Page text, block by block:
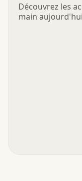
Découvrez les
main aujourd'hui